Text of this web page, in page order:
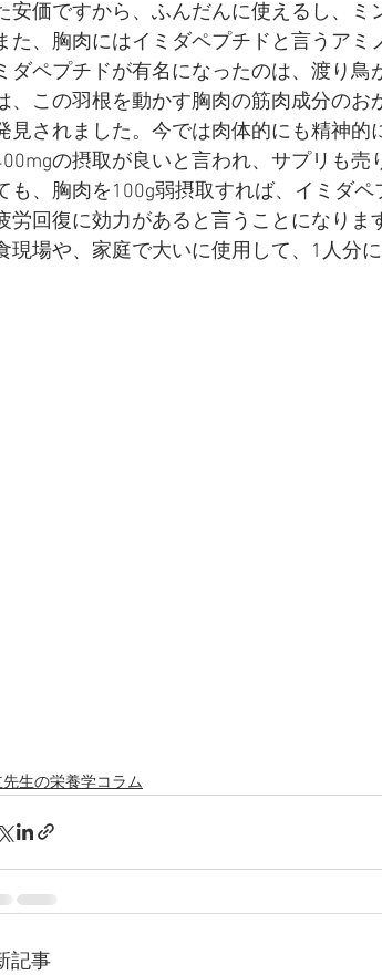
安価ですから、ふんだんに使えるし、ミ
た、胸肉にはイミダペプチドと言うアミ
ダペプチドが有名になったのは、渡り
、この羽根を動かす胸肉の筋肉成分の
見されました。今では肉体的にも精神
の摂取が良いと言われ、サプリも売
も、胸肉を100g弱摂取すれば、イミダ
労回復に効力があると言うことになり
現場や、家庭で大いに使用して、1人分
生の栄養学コラム
記事